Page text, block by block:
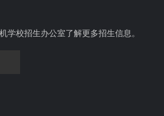
学校招生办公室了解更多招生信息。